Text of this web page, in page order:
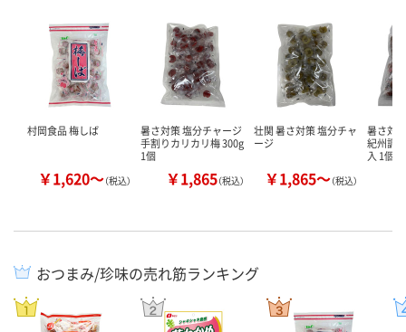
村岡食品 梅しば
￥1,620～（税込）
暑さ対策 塩分チャージ
手割りカリカリ梅 300g
1個
￥1,865（税込）
壮関 暑さ対策 塩分チャ
ージ
￥1,865～（税込）
暑さ対
紀州調
入 1個
おつまみ/珍味の売れ筋ランキング